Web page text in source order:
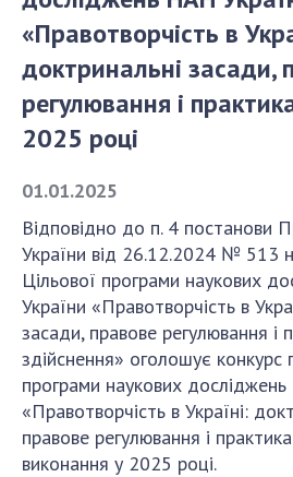
СТРУКТУРА
Президія НАН України
Апарат Президії
Секція фізико-технічних і
Секція хімічних і
Секція суспільних і
Установи при Президії
Ради, комітети та комісії
Наукові центри МОН та
Громадські організації
«Правотворчість в
доктринальні засади,
регулювання і
2025 році
01.01.2025
Відповідно до п. 4 постанови
України від 26.12.2024 № 513
Цільової програми наукових
України «Правотворчість в
засади, правове регулювання і
здійснення» оголошує конкурс
програми наукових
«Правотворчість в Україні:
правове регулювання і
виконання у 2025 році.